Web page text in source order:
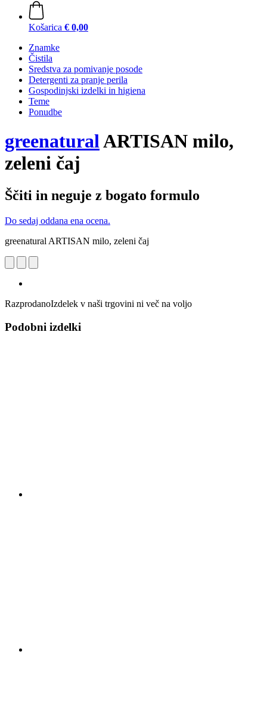
Košarica € 0,00
Znamke
Čistila
Sredstva za pomivanje posode
Detergenti za pranje perila
Gospodinjski izdelki in higiena
Teme
Ponudbe
greenaturalARTISAN milo,
zeleni čaj
Ščiti in neguje z bogato formulo
Do sedaj oddana ena ocena.
greenatural ARTISAN milo, zeleni čaj
RazprodanoIzdelek v naši trgovini ni več na voljo
Podobni izdelki